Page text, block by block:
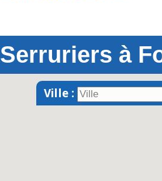
Serruriers à
Ville :